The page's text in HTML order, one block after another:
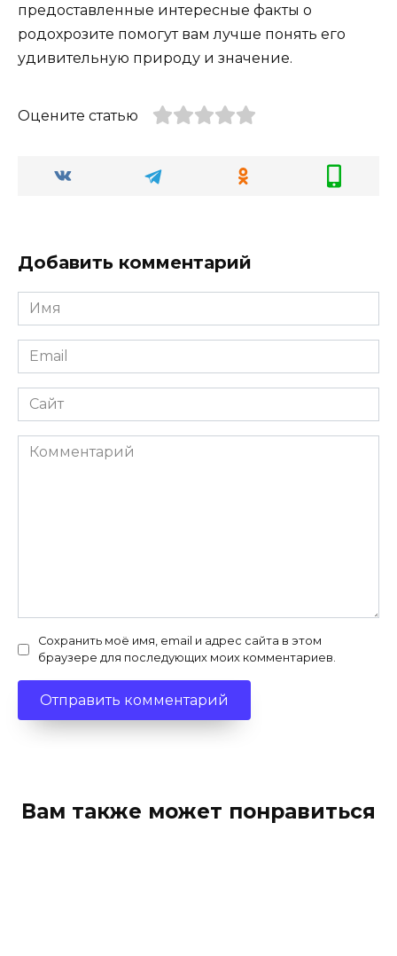
предоставленные интересные факты о
родохрозите помогут вам лучше понять его
удивительную природу и значение.
Оцените статью
Добавить комментарий
Имя
*
Email
*
Сайт
Комментарий
Сохранить моё имя, email и адрес сайта в этом
браузере для последующих моих комментариев.
Вам также может понравиться